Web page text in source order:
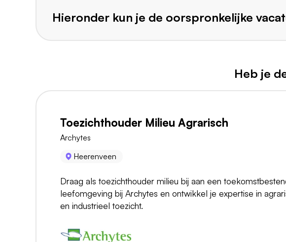
Hieronder kun je de oorspronkelijke
Heb je
Toezichthouder Milieu Agrarisch
Archytes
Heerenveen
Draag als toezichthouder milieu bij aan een
leefomgeving bij Archytes en ontwikkel je expertise in
en industrieel toezicht.